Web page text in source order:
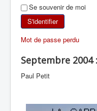
SKI DE
RANDONNÉE
Se souvenir de moi
S'identifier
Mot de passe perdu
Septembre 2004
Paul Petit